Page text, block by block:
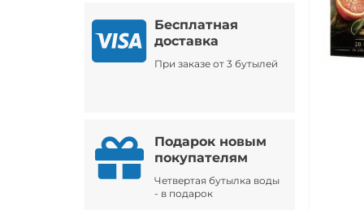
Бесплатная
доставка
При заказе от 3 бутылей
Подарок новым
покупателям
Четвертая бутылка воды
- в подарок